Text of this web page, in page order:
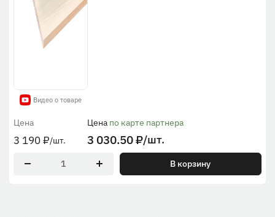
Видео о товаре
Цена
3 190₽/шт.
Цена по карте партнера
3 030.50₽/шт.
В корзину